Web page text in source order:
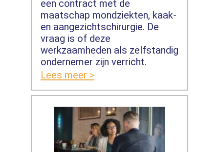
een contract met de
maatschap mondziekten, kaak-
en aangezichtschirurgie. De
vraag is of deze
werkzaamheden als zelfstandig
ondernemer zijn verricht.
Lees meer >